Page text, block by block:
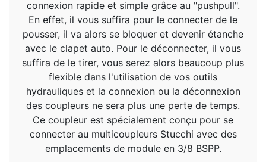
connexion rapide et simple grâce au "pushpull".
En effet, il vous suffira pour le connecter de le
pousser, il va alors se bloquer et devenir étanche
avec le clapet auto. Pour le déconnecter, il vous
suffira de le tirer, vous serez alors beaucoup plus
flexible dans l'utilisation de vos outils
hydrauliques et la connexion ou la déconnexion
des coupleurs ne sera plus une perte de temps.
Ce coupleur est spécialement conçu pour se
connecter au multicoupleurs Stucchi avec des
emplacements de module en 3/8 BSPP.